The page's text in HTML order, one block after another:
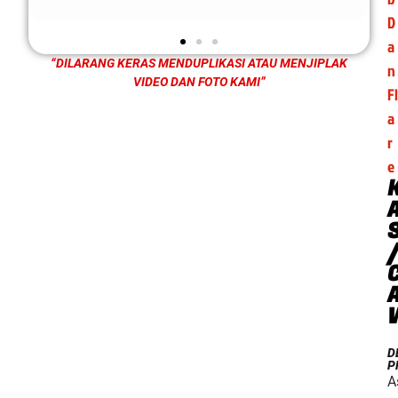
“DILARANG KERAS MENDUPLIKASI ATAU MENJIPLAK
VIDEO DAN FOTO KAMI”
D
a
n
Fl
a
r
e